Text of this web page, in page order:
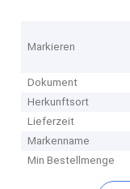
Markieren
Dokument
Herkunftsort
Lieferzeit
Markenname
Min Bestellmenge